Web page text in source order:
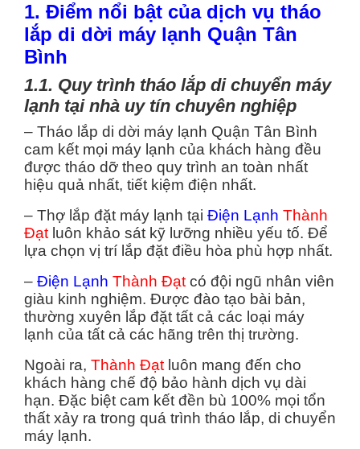
1. Điểm nổi bật của dịch vụ tháo
lắp di dời máy lạnh Quận Tân
Bình
1.1. Quy trình tháo lắp di chuyển máy
lạnh tại nhà uy tín chuyên nghiệp
– Tháo lắp di dời máy lạnh Quận Tân Bình
cam kết mọi máy lạnh của khách hàng đều
được tháo dỡ theo quy trình an toàn nhất
hiệu quả nhất, tiết kiệm điện nhất.
– Thợ lắp đặt máy lạnh tại Điện Lạnh Thành
Đạtluôn khảo sát kỹ lưỡng nhiều yếu tố. Để
lựa chọn vị trí lắp đặt điều hòa phù hợp nhất.
– Điện Lạnh Thành Đạtcó đội ngũ nhân viên
giàu kinh nghiệm. Được đào tạo bài bản,
thường xuyên lắp đặt tất cả các loại máy
lạnh của tất cả các hãng trên thị trường.
Ngoài ra, Thành Đạtluôn mang đến cho
khách hàng chế độ bảo hành dịch vụ dài
hạn. Đặc biệt cam kết đền bù 100% mọi tổn
thất xảy ra trong quá trình tháo lắp, di chuyển
máy lạnh.